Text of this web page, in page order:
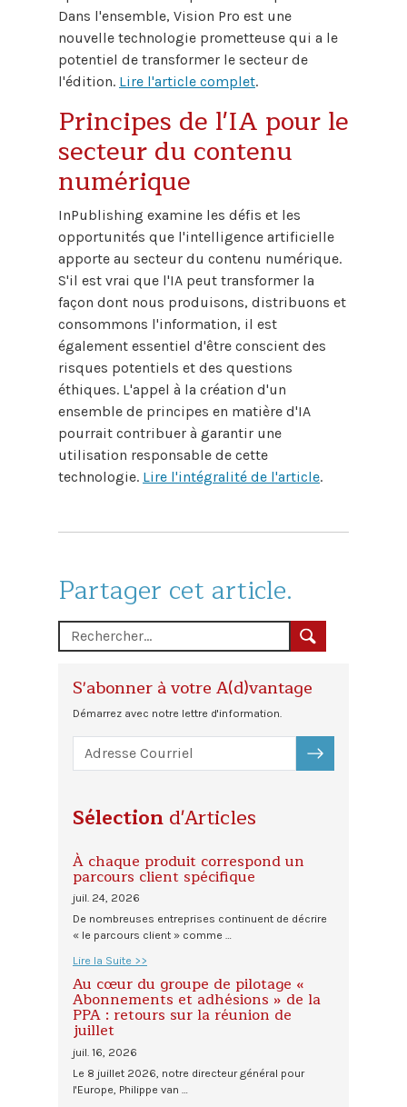
Dans l'ensemble, Vision Pro est une
nouvelle technologie prometteuse qui a le
potentiel de transformer le secteur de
l'édition. Lire l'article complet.
Principes de l'IA pour le
secteur du contenu
numérique
InPublishing examine les défis et les
opportunités que l'intelligence artificielle
apporte au secteur du contenu numérique.
S'il est vrai que l'IA peut transformer la
façon dont nous produisons, distribuons et
consommons l'information, il est
également essentiel d'être conscient des
risques potentiels et des questions
éthiques. L'appel à la création d'un
ensemble de principes en matière d'IA
pourrait contribuer à garantir une
utilisation responsable de cette
technologie. Lire l'intégralité de l'article.
Partager cet article.
S'abonner à votre A(d)vantage
Démarrez avec notre lettre d'information.
S'ABONNER
Sélection d'Articles
À chaque produit correspond un
parcours client spécifique
juil. 24, 2026
De nombreuses entreprises continuent de décrire
« le parcours client » comme …
Lire la Suite >>
Au cœur du groupe de pilotage «
Abonnements et adhésions » de la
PPA : retours sur la réunion de
juillet
juil. 16, 2026
Le 8 juillet 2026, notre directeur général pour
l'Europe, Philippe van …